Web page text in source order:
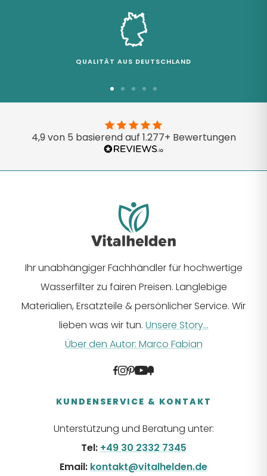
QUALITÄT AUS DEUTSCHLAND
1
gehen
2
gehen
3
gehen
4
gehen
5
gehen
4,9 von 5 basierend auf 1.277+ Bewertungen
Ihr unabhängiger Fachhändler für hochwertige
Wasserfilter zu fairen Preisen. Langlebige
Materialien, Ersatzteile & persönlicher Service. Wir
lieben was wir tun. Unsere Story...
Über den Autor: Marco Fabian
KUNDENSERVICE & KONTAKT
Unterstützung und Beratung unter:
Tel: +49 30 2332 7345
Email: kontakt@vitalhelden.de